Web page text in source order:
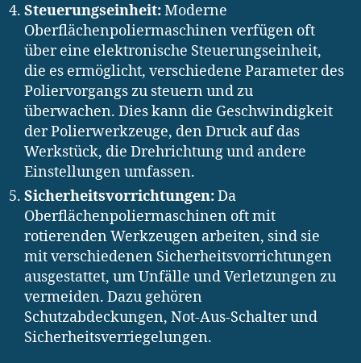
Steuerungseinheit:Moderne
Oberflächenpoliermaschinen verfügen oft
über eine elektronische Steuerungseinheit,
die es ermöglicht, verschiedene Parameter des
Poliervorgangs zu steuern und zu
überwachen. Dies kann die Geschwindigkeit
der Polierwerkzeuge, den Druck auf das
Werkstück, die Drehrichtung und andere
Einstellungen umfassen.
Sicherheitsvorrichtungen:Da
Oberflächenpoliermaschinen oft mit
rotierenden Werkzeugen arbeiten, sind sie
mit verschiedenen Sicherheitsvorrichtungen
ausgestattet, um Unfälle und Verletzungen zu
vermeiden. Dazu gehören
Schutzabdeckungen, Not-Aus-Schalter und
Sicherheitsverriegelungen.